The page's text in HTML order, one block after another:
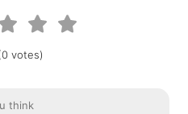
votes)